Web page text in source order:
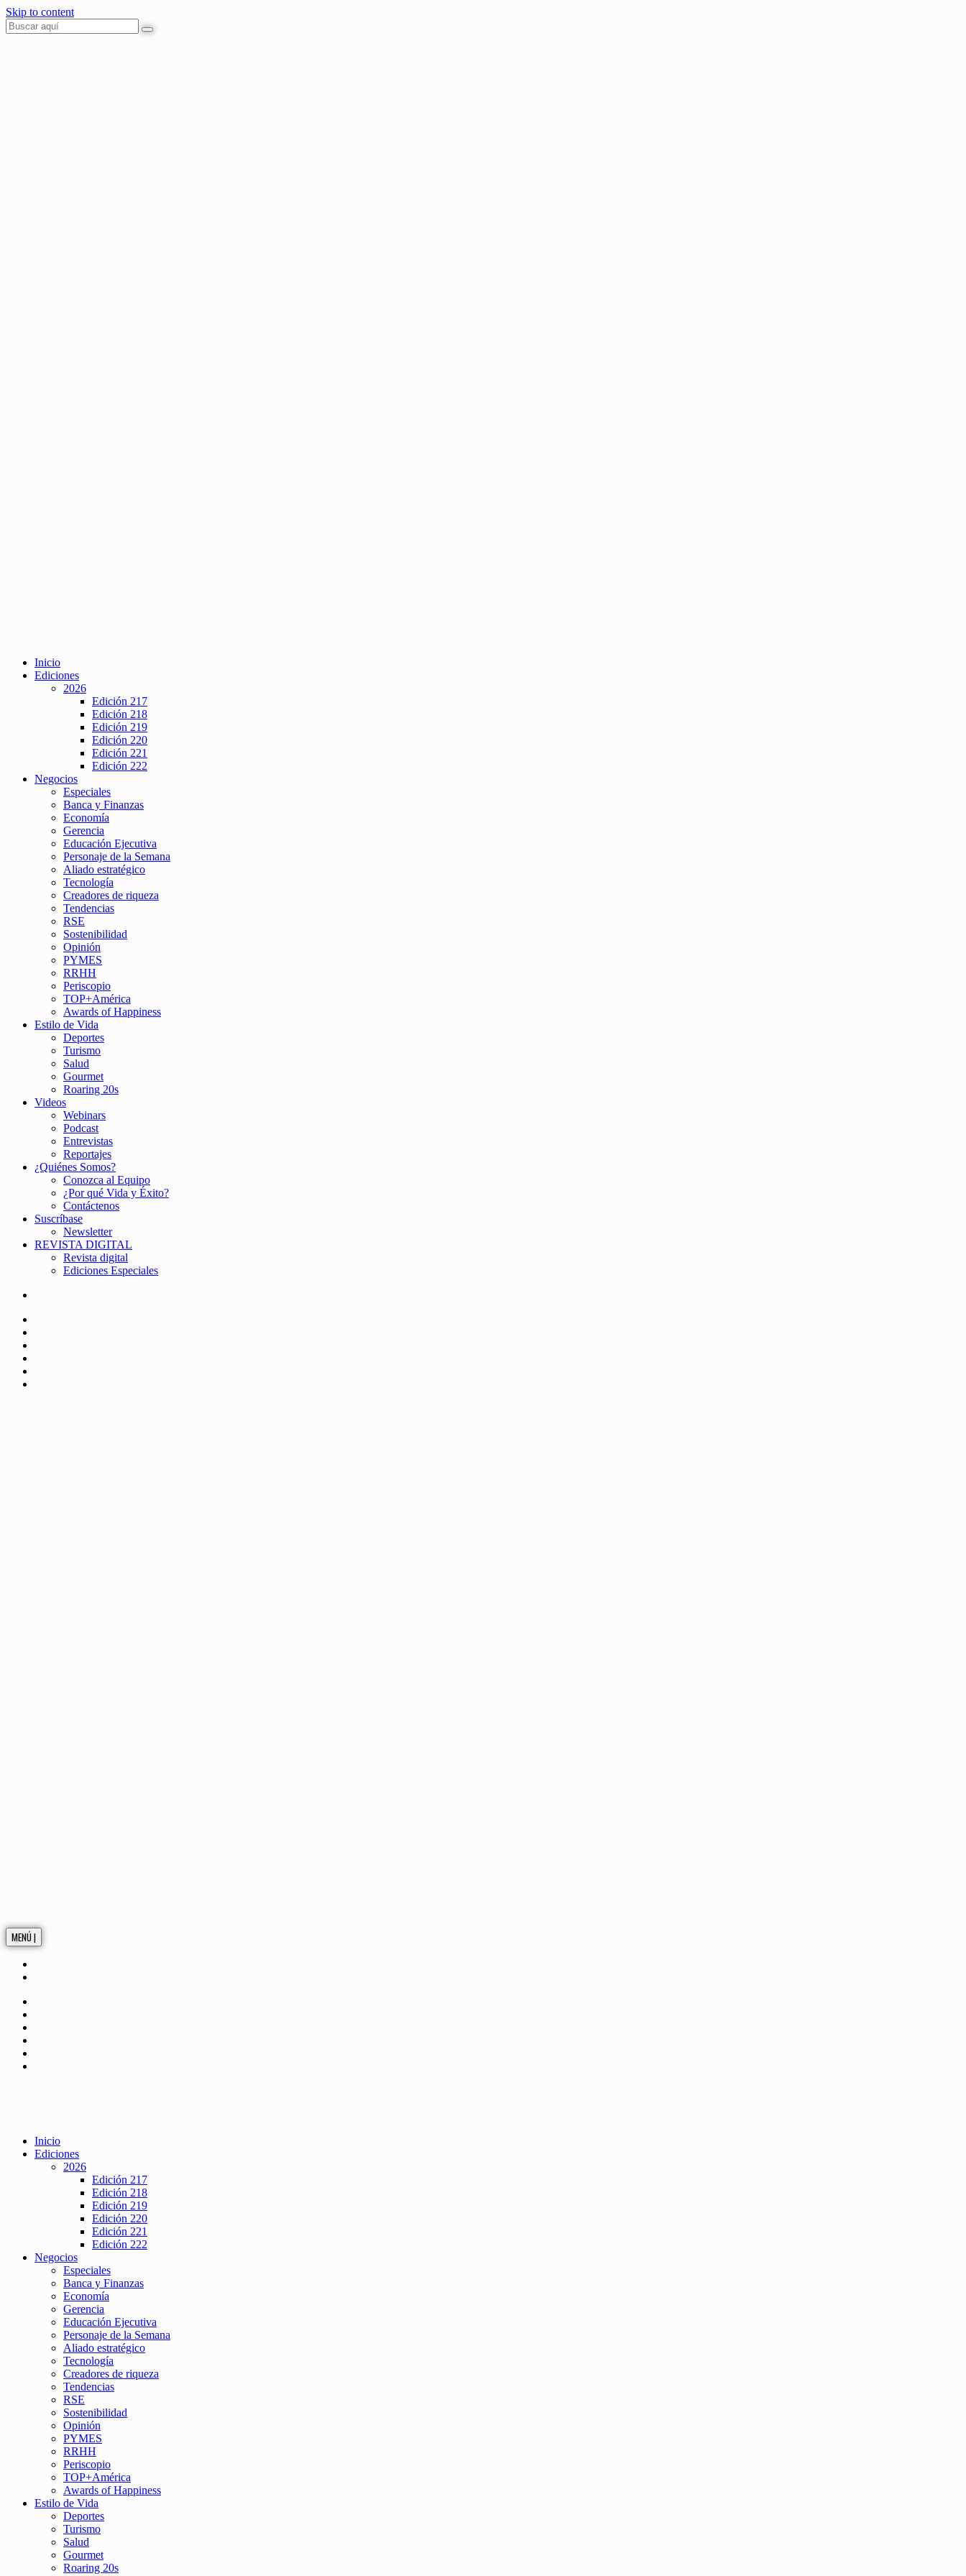
Skip to content
Inicio
Ediciones
2026
Edición 217
Edición 218
Edición 219
Edición 220
Edición 221
Edición 222
Negocios
Especiales
Banca y Finanzas
Economía
Gerencia
Educación Ejecutiva
Personaje de la Semana
Aliado estratégico
Tecnología
Creadores de riqueza
Tendencias
RSE
Sostenibilidad
Opinión
PYMES
RRHH
Periscopio
TOP+América
Awards of Happiness
Estilo de Vida
Deportes
Turismo
Salud
Gourmet
Roaring 20s
Videos
Webinars
Podcast
Entrevistas
Reportajes
¿Quiénes Somos?
Conozca al Equipo
¿Por qué Vida y Éxito?
Contáctenos
Suscríbase
Newsletter
REVISTA DIGITAL
Revista digital
Ediciones Especiales
MENÚ |
Inicio
Ediciones
2026
Edición 217
Edición 218
Edición 219
Edición 220
Edición 221
Edición 222
Negocios
Especiales
Banca y Finanzas
Economía
Gerencia
Educación Ejecutiva
Personaje de la Semana
Aliado estratégico
Tecnología
Creadores de riqueza
Tendencias
RSE
Sostenibilidad
Opinión
PYMES
RRHH
Periscopio
TOP+América
Awards of Happiness
Estilo de Vida
Deportes
Turismo
Salud
Gourmet
Roaring 20s